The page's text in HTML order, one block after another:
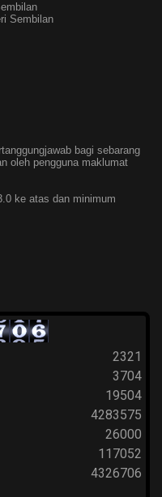
Sembilan
bagi sebarang
oleh pengguna maklumat
ke atas dan minimum
2321
3704
19504
4283575
26000
117052
4326706